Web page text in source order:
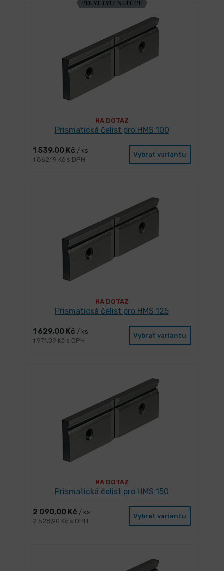
POLYETYLÉN LD-PE
NA DOTAZ
Prismatická čelist pro HMS 100
1 539,00 Kč / ks
1 862,19 Kč s DPH
Vybrat variantu
NA DOTAZ
Prismatická čelist pro HMS 125
1 629,00 Kč / ks
1 971,09 Kč s DPH
Vybrat variantu
NA DOTAZ
Prismatická čelist pro HMS 150
2 090,00 Kč / ks
2 528,90 Kč s DPH
Vybrat variantu